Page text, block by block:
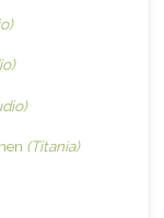
(Titania)